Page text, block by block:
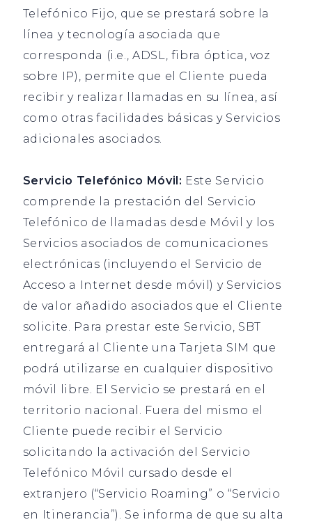
Telefónico Fijo, que se prestará sobre la
línea y tecnología asociada que
corresponda (i.e., ADSL, fibra óptica, voz
sobre IP), permite que el Cliente pueda
recibir y realizar llamadas en su línea, así
como otras facilidades básicas y Servicios
adicionales asociados.
Servicio Telefónico Móvil: Este Servicio
comprende la prestación del Servicio
Telefónico de llamadas desde Móvil y los
Servicios asociados de comunicaciones
electrónicas (incluyendo el Servicio de
Acceso a Internet desde móvil) y Servicios
de valor añadido asociados que el Cliente
solicite. Para prestar este Servicio, SBT
entregará al Cliente una Tarjeta SIM que
podrá utilizarse en cualquier dispositivo
móvil libre. El Servicio se prestará en el
territorio nacional. Fuera del mismo el
Cliente puede recibir el Servicio
solicitando la activación del Servicio
Telefónico Móvil cursado desde el
extranjero (“Servicio Roaming” o “Servicio
en Itinerancia”). Se informa de que su alta